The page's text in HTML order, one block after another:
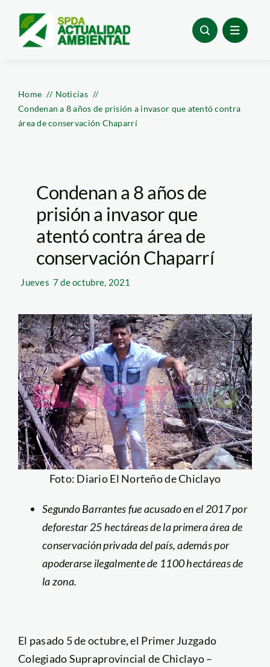
content
Home
Noticias
Condenan a 8 años de prisión a invasor que atentó contra
área de conservación Chaparrí
Condenan a 8 años de
prisión a invasor que
atentó contra área de
conservación Chaparrí
Jueves 7 de octubre, 2021
Foto: Diario El Norteño de Chiclayo
Segundo Barrantes fue acusado en el 2017 por
deforestar 25 hectáreas de la primera área de
conservación privada del país, además por
apoderarse ilegalmente de 1100 hectáreas de
la zona.
El pasado 5 de octubre, el Primer Juzgado
Colegiado Supraprovincial de Chiclayo –